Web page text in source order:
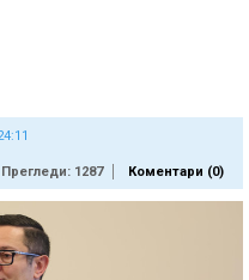
Прегледи: 1287 Коментари (0)